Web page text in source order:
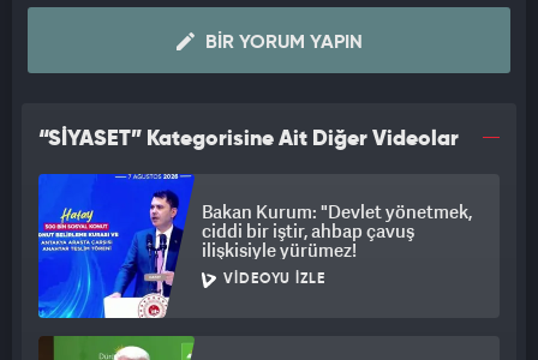
BIR YORUM YAPIN
“SİYASET” Kategorisine Ait Diğer Videolar
Bakan Kurum: "Devlet yönetmek,
ciddi bir iştir, ahbap çavuş
ilişkisiyle yürümez!
VIDEOYU İZLE